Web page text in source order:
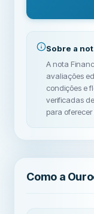
Sobre a
A nota
avaliações
condições e
verificadas
para
Como a